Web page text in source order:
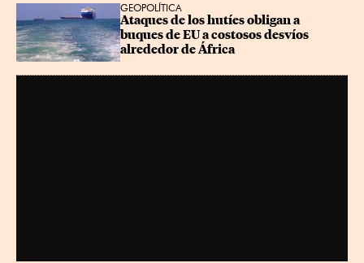
GEOPOLÍTICA
Ataques de los hutíes obligan a
buques de EU a costosos desvíos
alrededor de África